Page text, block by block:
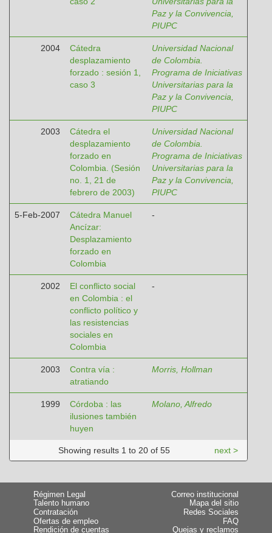
Paz y la Convivencia,
PIUPC
2004
Cátedra
desplazamiento
forzado : sesión 1,
caso 3
Universidad Nacional
de Colombia.
Programa de Iniciativas
Universitarias para la
Paz y la Convivencia,
PIUPC
2003
Cátedra el
desplazamiento
forzado en
Colombia. (Sesión
no. 1, 21 de
febrero de 2003)
Universidad Nacional
de Colombia.
Programa de Iniciativas
Universitarias para la
Paz y la Convivencia,
PIUPC
5-Feb-2007
Cátedra Manuel
Ancízar:
Desplazamiento
forzado en
Colombia
-
2002
El conflicto social
en Colombia : el
conflicto político y
las resistencias
sociales en
Colombia
-
2003
Contra vía :
atratiando
Morris, Hollman
1999
Córdoba : las
ilusiones también
huyen
Molano, Alfredo
Showing results 1 to 20 of 55 next >
Régimen Legal
Talento humano
Contratación
Ofertas de empleo
Rendición de cuentas
Correo institucional
Mapa del sitio
Redes Sociales
FAQ
Quejas y reclamos